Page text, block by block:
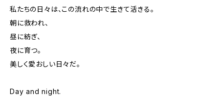
私たちの日々は、この流れの中で生きて活きる。
朝に救われ、
昼に紡ぎ、
夜に育つ。
美しく愛おしい日々だ。
Day and night.